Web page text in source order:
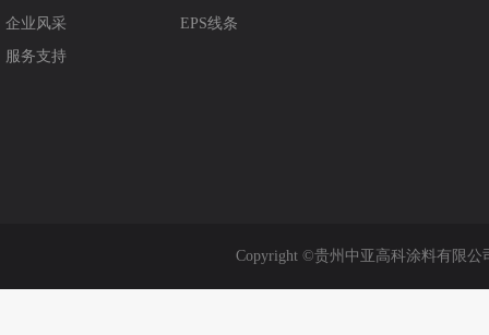
企业风采
服务支持
EPS线条
Copyright ©贵州中亚高科涂料有限公